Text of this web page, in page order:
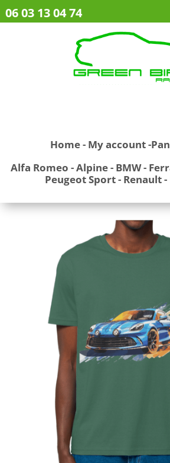
06 03 13 04 74
Home- My account-
Alfa Romeo -Alpine- BMW-
Peugeot Sport- Renault-